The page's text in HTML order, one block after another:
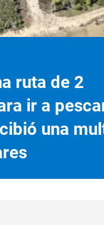
ruta de 2
ir a
una